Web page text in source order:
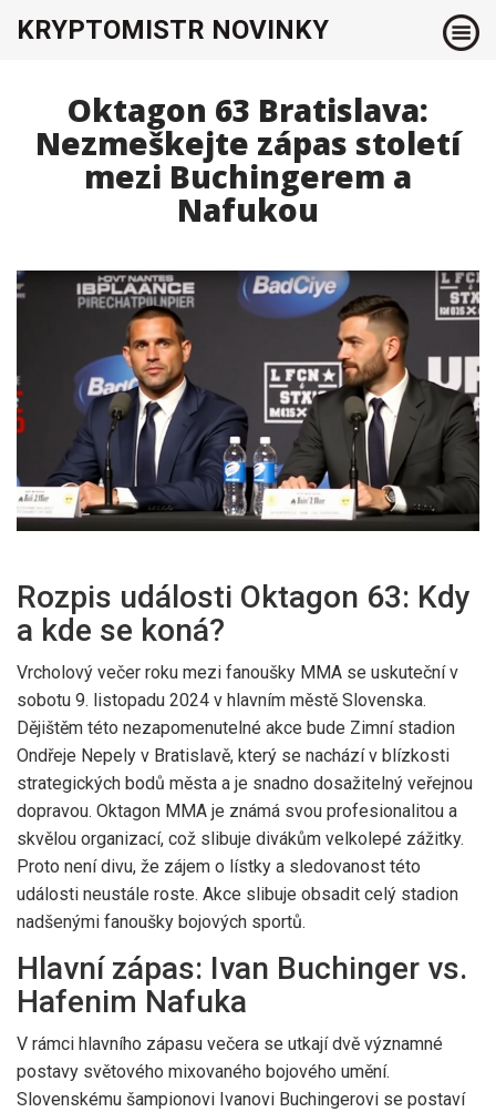
KRYPTOMISTR NOVINKY
Oktagon 63 Bratislava:
Nezmeškejte zápas století
mezi Buchingerem a
Nafukou
Rozpis události Oktagon 63: Kdy
a kde se koná?
Vrcholový večer roku mezi fanoušky MMA se uskuteční v
sobotu 9. listopadu 2024 v hlavním městě Slovenska.
Dějištěm této nezapomenutelné akce bude Zimní stadion
Ondřeje Nepely v Bratislavě, který se nachází v blízkosti
strategických bodů města a je snadno dosažitelný veřejnou
dopravou. Oktagon MMA je známá svou profesionalitou a
skvělou organizací, což slibuje divákům velkolepé zážitky.
Proto není divu, že zájem o lístky a sledovanost této
události neustále roste. Akce slibuje obsadit celý stadion
nadšenými fanoušky bojových sportů.
Hlavní zápas: Ivan Buchinger vs.
Hafenim Nafuka
V rámci hlavního zápasu večera se utkají dvě významné
postavy světového mixovaného bojového umění.
Slovenskému šampionovi Ivanovi Buchingerovi se postaví